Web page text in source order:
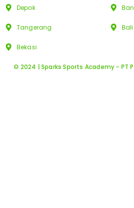
Depok
Tangerang
Bekasi
Bali
© 2024 | Sparks Sports Academy - PT